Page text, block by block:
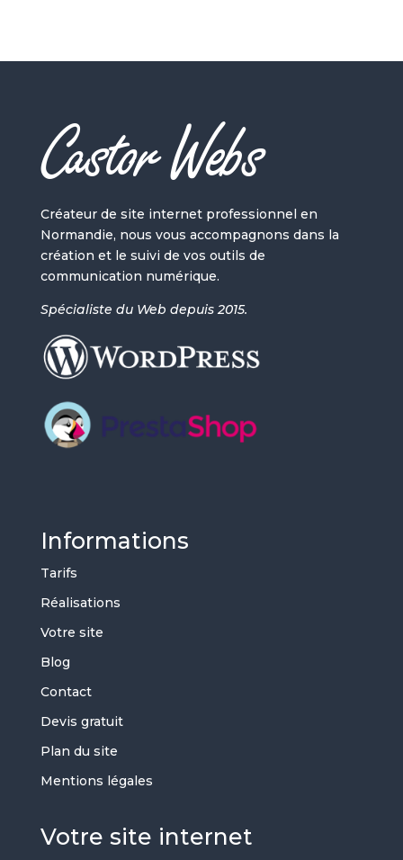
Castor Webs
Créateur de site internet professionnel en
Normandie, nous vous accompagnons dans la
création et le suivi de vos outils de
communication numérique.
Spécialiste du Web depuis 2015.
Informations
Tarifs
Réalisations
Votre site
Blog
Contact
Devis gratuit
Plan du site
Mentions légales
Votre site internet